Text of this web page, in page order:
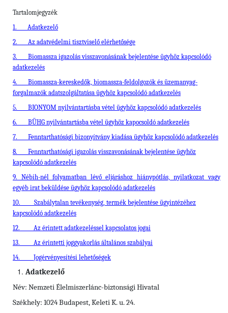
Tartalomjegyzék
1.
Adatkezelő
2.
Az adatvédelmi tisztviselő elérhetősége
3.
Biomassza igazolás visszavonásának bejelentése ügyhöz kapcsolódó
adatkezelés
4.
Biomassza-kereskedők, biomassza-feldolgozók és üzemanyag-
forgalmazók adatszolgáltatása ügyhöz kapcsolódó adatkezelés
5.
BIONYOM nyilvántartásba vétel ügyhöz kapcsolódó adatkezelés
6.
BÜHG nyilvántartásba vétel ügyhöz kapocsoldó adatkezelés
7.
Fenntarthatósági bizonyítvány kiadása ügyhöz kapcsolódó adatkezelés
8.
Fenntarthatósági igazolás visszavonásának bejelentése ügyhöz
kapcsolódó adatkezelés
9. Nébih-nél folyamatban lévő eljáráshoz hiánypótlás, nyilatkozat vagy
egyéb irat beküldése ügyhöz kapcsolódó adatkezelés
10.
Szabálytalan tevékenység, termék bejelentése ügyintézéhez
kapcsolódó adatkezelés
12.
Az érintett adatkezeléssel kapcsolatos jogai
13.
Az érintetti joggyakorlás általános szabályai
14.
Jogérvényesítési lehetőségek
Adatkezelő
Név: Nemzeti Élelmiszerlánc-biztonsági Hivatal
Székhely: 1024 Budapest, Keleti K. u. 24.